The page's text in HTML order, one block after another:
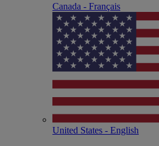
Canada - Français
United States - English